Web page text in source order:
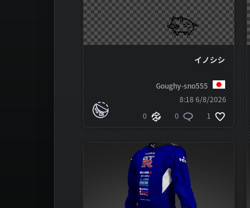
イノシシ
Goughy-sno555
6/8/2026 8:18
1
0
0